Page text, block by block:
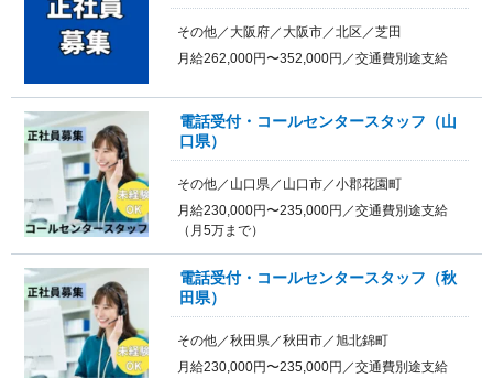
その他／大阪府／大阪市／北区／芝田
月給262,000円〜352,000円／交通費別途支給
電話受付・コールセンタースタッフ（山
口県）
その他／山口県／山口市／小郡花園町
月給230,000円〜235,000円／交通費別途支給
（月5万まで）
電話受付・コールセンタースタッフ（秋
田県）
その他／秋田県／秋田市／旭北錦町
月給230,000円〜235,000円／交通費別途支給